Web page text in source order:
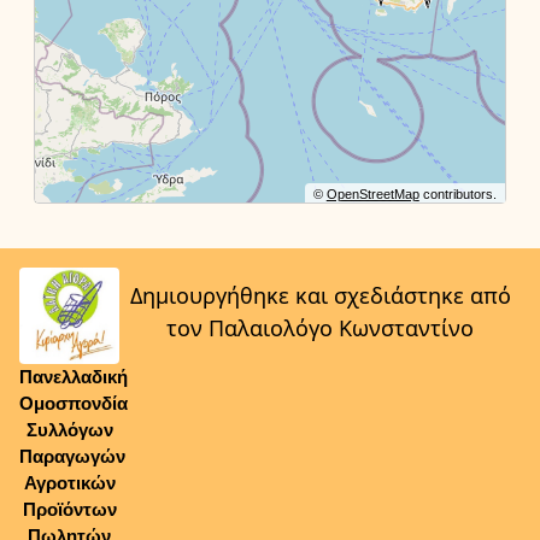
© OpenStreetMapcontributors.
Πανελλαδική
Ομοσπονδία
Συλλόγων
Παραγωγών
Αγροτικών
Προϊόντων
Πωλητών
Δημιουργήθηκε και σχεδιάστηκε από
τον Παλαιολόγο Κωνσταντίνο